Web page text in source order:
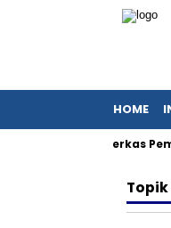
HOME
I Bantah Berkas
Topik